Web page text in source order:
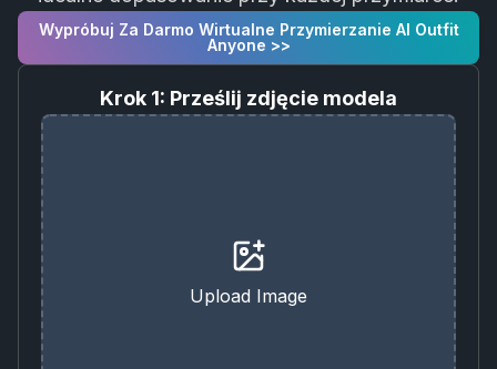
Wypróbuj Za Darmo Wirtualne Przymierzanie AI Outfit
Anyone >>
Krok 1: Prześlij zdjęcie modela
Upload Image